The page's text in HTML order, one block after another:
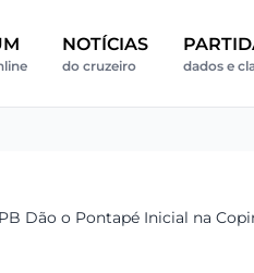
NOTÍCIAS
do cruzeiro dados e
Dão o Pontapé Inicial na